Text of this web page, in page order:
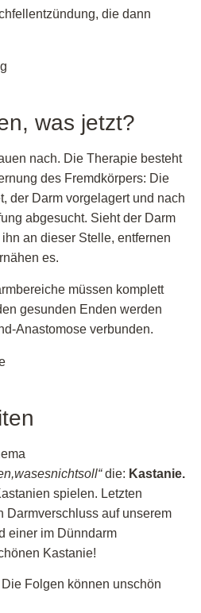
die dann
was jetzt?
nach. Die Therapie besteht
des Fremdkörpers: Die
der Darm vorgelagert und nach
abgesucht. Sieht der Darm
an dieser Stelle, entfernen
es.
müssen komplett
gesunden Enden werden
Anastomose verbunden.
die: Kastanie.
spielen. Letzten
Darmverschluss auf unserem
einer im Dünndarm
Kastanie!
Folgen können unschön